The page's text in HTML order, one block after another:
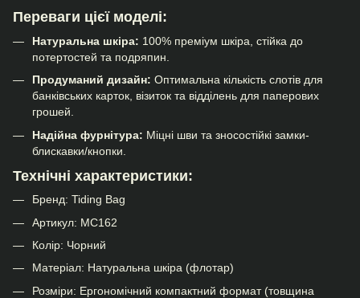
Переваги цієї моделі:
Натуральна шкіра: 100% преміум шкіра, стійка до
потертостей та подряпин.
Продуманий дизайн: Оптимальна кількість слотів для
банківських карток, візиток та відділень для паперових
грошей.
Надійна фурнітура: Міцні шви та зносостійкі замки-
блискавки/кнопки.
Технічні характеристики:
Бренд: Tiding Bag
Артикул: МС162
Колір: Чорний
Матеріал: Натуральна шкіра (флотар)
Розміри: Ергономічний компактний формат (товщина